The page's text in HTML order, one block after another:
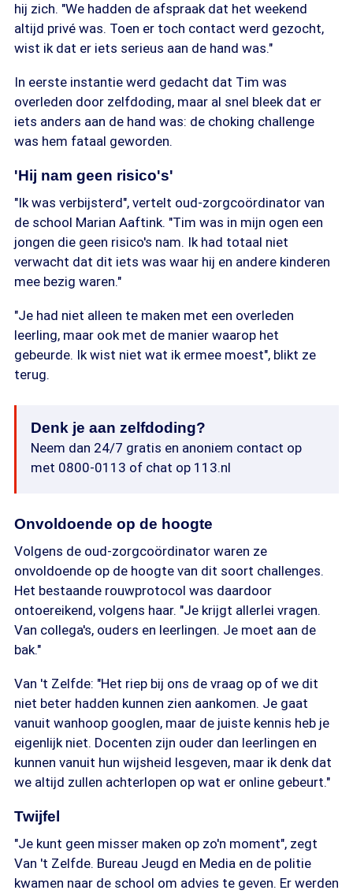
hij zich. "We hadden de afspraak dat het weekend
altijd privé was. Toen er toch contact werd gezocht,
wist ik dat er iets serieus aan de hand was."
In eerste instantie werd gedacht dat Tim was
overleden door zelfdoding, maar al snel bleek dat er
iets anders aan de hand was: de choking challenge
was hem fataal geworden.
'Hij nam geen risico's'
"Ik was verbijsterd", vertelt oud-zorgcoördinator van
de school Marian Aaftink. "Tim was in mijn ogen een
jongen die geen risico's nam. Ik had totaal niet
verwacht dat dit iets was waar hij en andere kinderen
mee bezig waren."
"Je had niet alleen te maken met een overleden
leerling, maar ook met de manier waarop het
gebeurde. Ik wist niet wat ik ermee moest", blikt ze
terug.
Denk je aan zelfdoding?
Neem dan 24/7 gratis en anoniem contact op
met 0800-0113 of chat op 113.nl
Onvoldoende op de hoogte
Volgens de oud-zorgcoördinator waren ze
onvoldoende op de hoogte van dit soort challenges.
Het bestaande rouwprotocol was daardoor
ontoereikend, volgens haar. "Je krijgt allerlei vragen.
Van collega's, ouders en leerlingen. Je moet aan de
bak."
Van 't Zelfde: "Het riep bij ons de vraag op of we dit
niet beter hadden kunnen zien aankomen. Je gaat
vanuit wanhoop googlen, maar de juiste kennis heb je
eigenlijk niet. Docenten zijn ouder dan leerlingen en
kunnen vanuit hun wijsheid lesgeven, maar ik denk dat
we altijd zullen achterlopen op wat er online gebeurt."
Twijfel
"Je kunt geen misser maken op zo'n moment", zegt
Van 't Zelfde. Bureau Jeugd en Media en de politie
kwamen naar de school om advies te geven. Er werden